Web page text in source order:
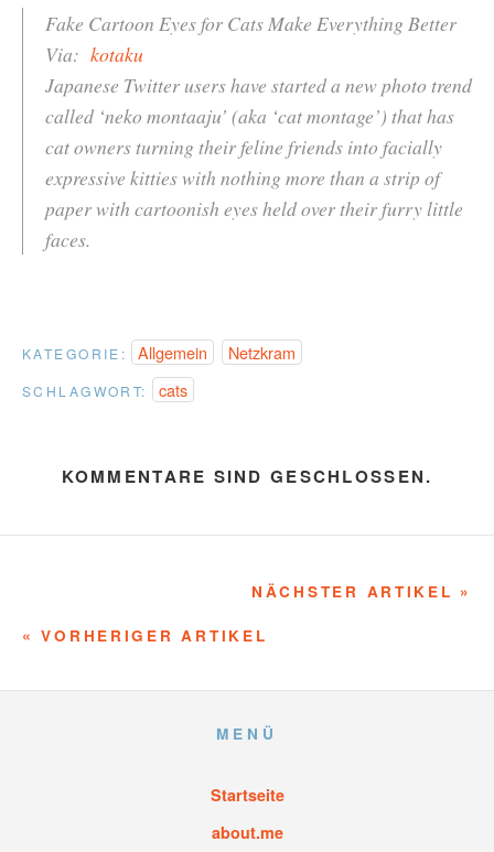
Fake Cartoon Eyes for Cats Make Everything Better
Via: kotaku
Japanese Twitter users have started a new photo trend
called ‘neko montaaju’ (aka ‘cat montage’) that has
cat owners turning their feline friends into facially
expressive kitties with nothing more than a strip of
paper with cartoonish eyes held over their furry little
faces.
KATEGORIE: Allgemein Netzkram
SCHLAGWORT: cats
KOMMENTARE SIND GESCHLOSSEN.
NÄCHSTER ARTIKEL »
« VORHERIGER ARTIKEL
MENÜ
Startseite
about.me